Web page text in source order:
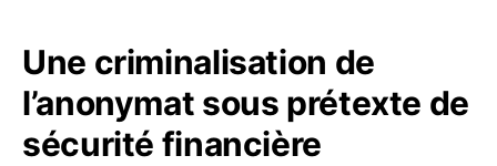
Une criminalisation de
l’anonymat sous prétexte de
sécurité financière